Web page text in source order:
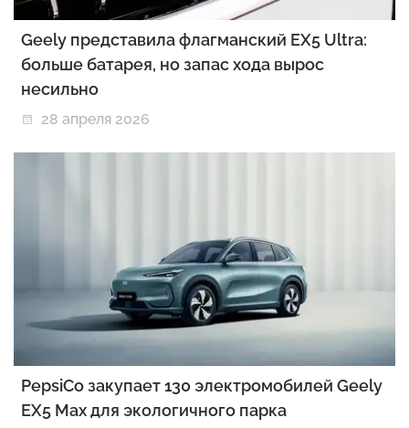
Geely представила флагманский EX5 Ultra:
больше батарея, но запас хода вырос
несильно
28 апреля 2026
PepsiCo закупает 130 электромобилей Geely
EX5 Max для экологичного парка